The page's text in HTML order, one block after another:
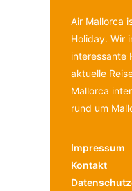
Air Mallorca
Holiday. Wir
interessante
aktuelle
Mallorca
rund um
Impressum
Kontakt